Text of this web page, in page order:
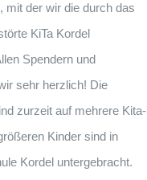
mit der wir die durch das
KiTa Kordel
Spendern und
sehr herzlich! Die
zurzeit auf mehrere Kita-
Kinder sind in
Kordel untergebracht.